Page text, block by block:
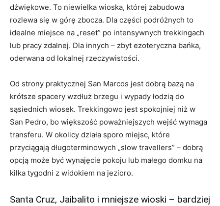
dźwiękowe. To niewielka wioska, której zabudowa
rozlewa się w górę zbocza. Dla części podróżnych to
idealne miejsce na „reset” po intensywnych trekkingach
lub pracy zdalnej. Dla innych – zbyt ezoteryczna bańka,
oderwana od lokalnej rzeczywistości.
Od strony praktycznej San Marcos jest dobrą bazą na
krótsze spacery wzdłuż brzegu i wypady łodzią do
sąsiednich wiosek. Trekkingowo jest spokojniej niż w
San Pedro, bo większość poważniejszych wejść wymaga
transferu. W okolicy działa sporo miejsc, które
przyciągają długoterminowych „slow travellers” – dobrą
opcją może być wynajęcie pokoju lub małego domku na
kilka tygodni z widokiem na jezioro.
Santa Cruz, Jaibalito i mniejsze wioski – bardziej